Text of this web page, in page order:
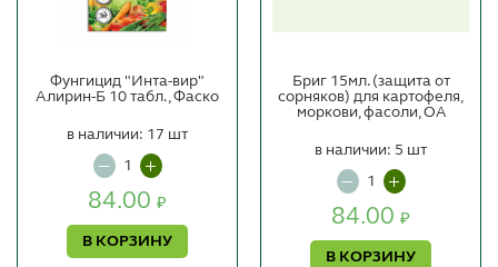
Фунгицид "Инта-вир"
Алирин-Б 10 табл., Фаско
84.00 ₽
В КОРЗИНУ
в наличии: 17 шт
Бриг 15мл. (защита от
сорняков) для картофеля,
моркови, фасоли, ОА
84.00 ₽
В КОРЗИНУ
в наличии: 5 шт